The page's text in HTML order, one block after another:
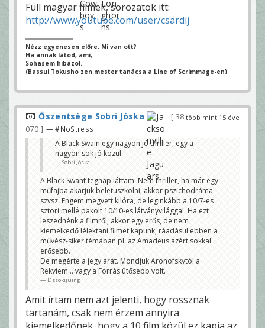
Full magyar filmek, sorozatok itt:
http://www.youtube.com/user/csardij
Nézz egyenesen előre. Mi van ott?
Ha annak látod, ami,
Sohasem hibázol.
(Bassui Tokusho zen mester tanácsa a Line of Scrimmage-en)
több mint 15 éve
Őszentsége Sobri Jóska
38
070
— #NoStress
A Black Swain egy nagyon jó thriller, egy a
nagyon sok jó közül.
Sobri Jóska
A Black Swant tegnap láttam. Nem thriller, ha már egy
műfajba akarjuk beletuszkolni, akkor pszichodráma
szvsz. Engem megvett kilóra, de leginkább a 10/7-es
sztori mellé pakolt 10/10-es látványvilággal. Ha ezt
leszednénk a filmről, akkor egy erős, de nem
kiemelkedő lélektani filmet kapunk, ráadásul ebben a
művész-siker témában pl. az Amadeus azért sokkal
erősebb.
De megérte a jegy árát. Mondjuk Aronofskytól a
Rekviem... vagy a Forrás ütősebb volt.
Dzsokijuing
Amit írtam nem azt jelenti, hogy rossznak
tartanám, csak nem érzem annyira